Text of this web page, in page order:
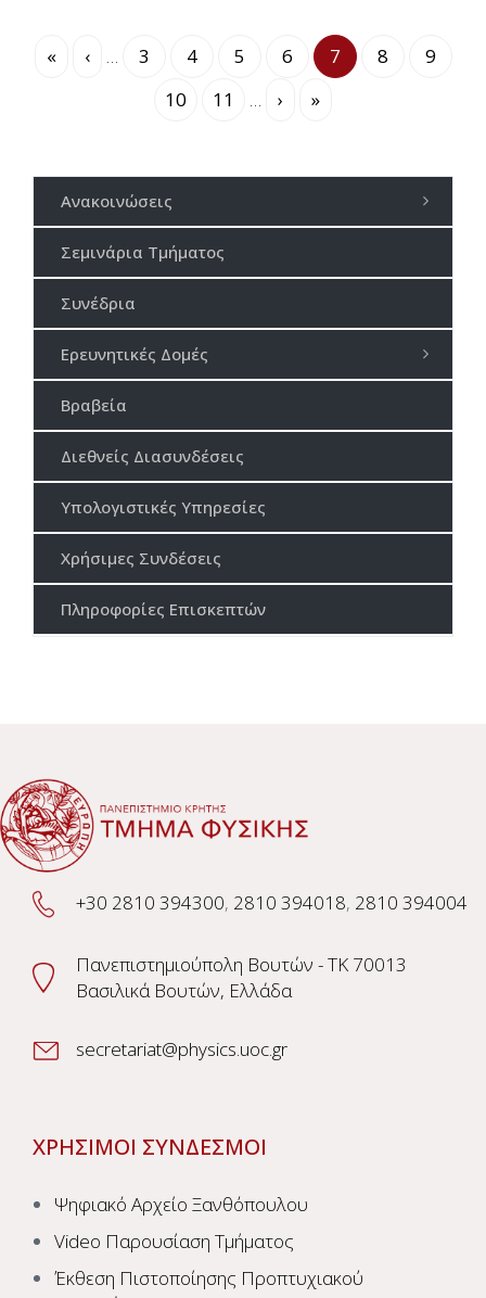
Σελιδοποίηση
First
«
Προηγούμενη
‹ … Σελίδα
3 Σελίδα
4 Σελίδα
5 Σελίδα
6
Τρέχουσα
σελίδα
7 Σελίδα
8 Σελίδα
9
Σελίδα
10 Σελίδα
11 …
Next
›
Last
»
Ανακοινώσεις
Σεμινάρια Τμήματος
Συνέδρια
Ερευνητικές Δομές
Βραβεία
Διεθνείς Διασυνδέσεις
Υπολογιστικές Υπηρεσίες
Χρήσιμες Συνδέσεις
Πληροφορίες Επισκεπτών
+30 2810 394300, 2810 394018, 2810 394004
Πανεπιστημιούπολη Βουτών - TK 70013
Βασιλικά Βουτών, Ελλάδα
secretariat@physics.uoc.gr
ΧΡΗΣΙΜΟΙ ΣΥΝΔΕΣΜΟΙ
Ψηφιακό Αρχείο Ξανθόπουλου
Video Παρουσίαση Τμήματος
Έκθεση Πιστοποίησης Προπτυχιακού